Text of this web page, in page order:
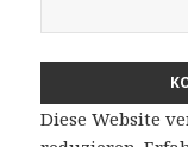
Diese Website